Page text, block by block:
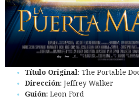
Título Original: The Portable
Dirección: Jeffrey Walker
Guión: Leon Ford